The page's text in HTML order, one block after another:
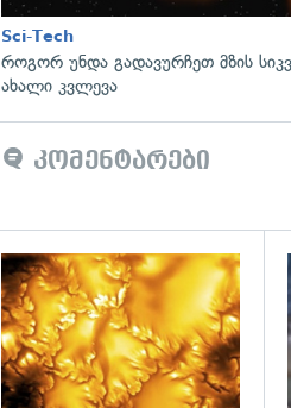
Sci-Tech
როგორ უნდა გადავურჩეთ მზის
ახალი კვლევა
კომენტარები